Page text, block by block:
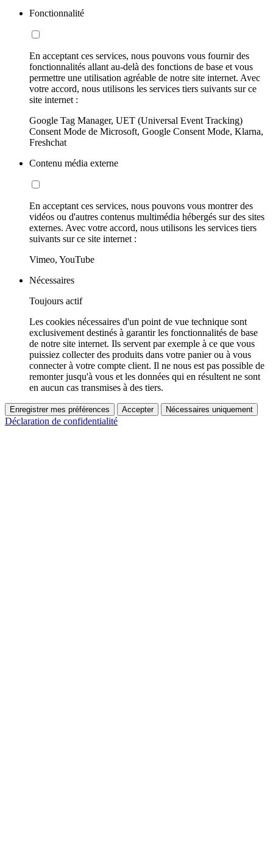
Fonctionnalité
En acceptant ces services, nous pouvons vous fournir des
fonctionnalités allant au-delà des fonctions de base et vous
permettre une utilisation agréable de notre site internet. Avec
votre accord, nous utilisons les services tiers suivants sur ce
site internet :
Google Tag Manager, UET (Universal Event Tracking)
Consent Mode de Microsoft, Google Consent Mode, Klarna,
Freshchat
Contenu média externe
En acceptant ces services, nous pouvons vous montrer des
vidéos ou d'autres contenus multimédia hébergés sur des sites
externes. Avec votre accord, nous utilisons les services tiers
suivants sur ce site internet :
Vimeo, YouTube
Nécessaires
Toujours actif
Les cookies nécessaires d'un point de vue technique sont
exclusivement destinés à garantir les fonctionnalités de base
de notre site internet. Ils servent par exemple à ce que vous
puissiez collecter des produits dans votre panier ou à vous
connecter à votre compte client. Il ne nous est pas possible de
remonter jusqu'à vous et les données qui en résultent ne sont
en aucun cas transmises à des tiers.
Enregistrer mes préférences Accepter Nécessaires uniquement
Déclaration de confidentialité